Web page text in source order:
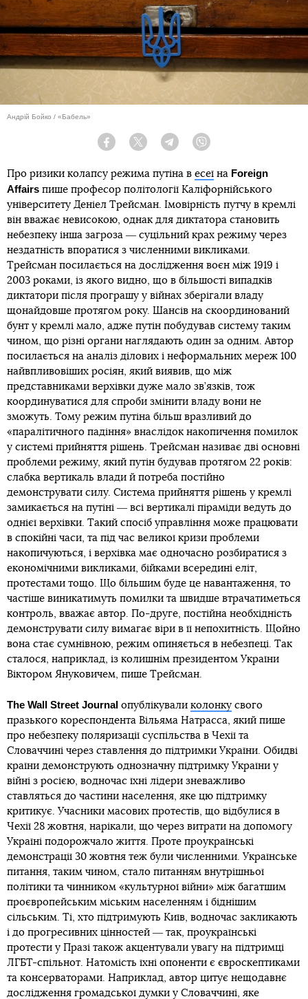
Андрій Бойко / «Бабель»
Facebook Twitter Telegram
Про ризики колапсу режима путіна в есеї на Foreign
Affairs пише професор політології Каліфорнійського
університету Деніел Трейсман. Імовірність путчу в кремлі
він вважає невисокою, однак для диктатора становить
небезпеку інша загроза ― суцільний крах режиму через
нездатність впоратися з численними викликами.
Трейсман посилається на дослідження воєн між 1919 і
2003 роками, із якого видно, що в більшості випадків
диктатори після програшу у війнах зберігали владу
щонайдовше протягом року. Шансів на скоординований
бунт у кремлі мало, адже путін побудував систему таким
чином, що різні органи наглядають один за одним. Автор
посилається на аналіз ділових і неформальних мереж 100
найвпливовіших росіян, який виявив, що між
представниками верхівки дуже мало зв’язків, тож
координуватися для спроби змінити владу вони не
зможуть. Тому режим путіна більш вразливий до
«паралітичного падіння» внаслідок накопичення помилок
у системі прийняття рішень. Трейсман називає дві основні
проблеми режиму, який путін будував протягом 22 років:
слабка вертикаль влади й потреба постійно
демонструвати силу. Система прийняття рішень у кремлі
замикається на путіні ― всі вертикалі піраміди ведуть до
однієї верхівки. Такий спосіб управління може працювати
в спокійні часи, та під час великої кризи проблеми
накопичуються, і верхівка має одночасно розбиратися з
економічними викликами, бійками всередині еліт,
протестами тощо. Що більшим буде це навантаження, то
частіше виникатимуть помилки та швидше втрачатиметься
контроль, вважає автор. По-друге, постійна необхідність
демонструвати силу вимагає віри в її непохитність. Щойно
вона стає сумнівною, режим опиняється в небезпеці. Так
сталося, наприклад, із колишнім президентом України
Віктором Януковичем, пише Трейсман.
The Wall Street Journal опублікували колонку свого
празького кореспондента Вільяма Натрасса, який пише
про небезпеку поляризації суспільства в Чехії та
Словаччині через ставлення до підтримки України. Обидві
країни демонструють однозначну підтримку України у
війні з росією, водночас їхні лідери зневажливо
ставляться до частини населення, яке цю підтримку
критикує. Учасники масових протестів, що відбулися в
Чехії 28 жовтня, нарікали, що через витрати на допомогу
Україні подорожчало життя. Проте проукраїнські
демонстрації 30 жовтня теж були численними. Українське
питання, таким чином, стало питанням внутрішньої
політики та чинником «культурної війни» між багатшим
проєвропейським міським населенням і біднішим
сільським. Ті, хто підтримують Київ, водночас закликають
і до прогресивних цінностей ― так, проукраїнські
протести у Празі також акцентували увагу на підтримці
ЛГБТ-спільнот. Натомість їхні опоненти є євроскептиками
та консерваторами. Наприклад, автор цитує нещодавнє
дослідження громадської думки у Словаччині, яке